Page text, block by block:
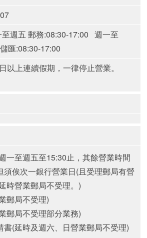
週五 郵務:08:30-17:00 週一至
匯:08:30-17:00
以上連續假期，一律停止營業。
一至週五至15:30止，其餘營業時間
須俟次一銀行營業日(且受理郵局有營
時營業郵局不受理。)
郵局不受理)
郵局不受理部分業務)
書(延時及週六、日營業郵局不受理)